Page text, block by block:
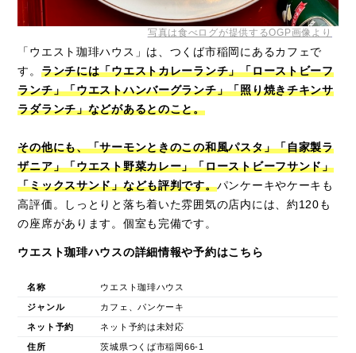
写真は食べログが提供するOGP画像より
「ウエスト珈琲ハウス」は、つくば市稲岡にあるカフェで
す。 ランチには「ウエストカレーランチ」「ローストビーフ
ランチ」「ウエストハンバーグランチ」「照り焼きチキンサ
ラダランチ」などがあるとのこと。
その他にも、「サーモンときのこの和風パスタ」「自家製ラ
ザニア」「ウエスト野菜カレー」「ローストビーフサンド」
「ミックスサンド」なども評判です。パンケーキやケーキも
高評価。しっとりと落ち着いた雰囲気の店内には、約120も
の座席があります。個室も完備です。
ウエスト珈琲ハウスの詳細情報や予約はこちら
名称 ウエスト珈琲ハウス
ジャンル カフェ、パンケーキ
ネット予約 ネット予約は未対応
住所 茨城県つくば市稲岡66-1